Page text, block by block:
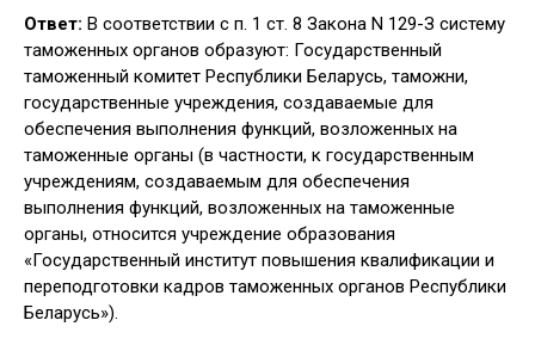
Ответ: В соответствии с п. 1 ст. 8 Закона N 129-З систему
таможенных органов образуют: Государственный
таможенный комитет Республики Беларусь, таможни,
государственные учреждения, создаваемые для
обеспечения выполнения функций, возложенных на
таможенные органы (в частности, к государственным
учреждениям, создаваемым для обеспечения
выполнения функций, возложенных на таможенные
органы, относится учреждение образования
«Государственный институт повышения квалификации и
переподготовки кадров таможенных органов Республики
Беларусь»).